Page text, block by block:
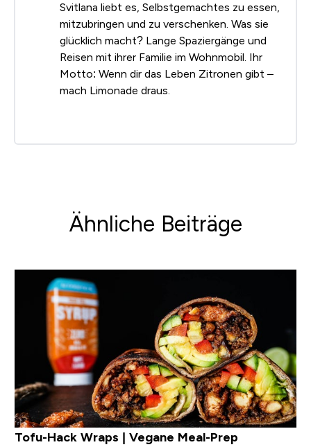
Svitlana liebt es, Selbstgemachtes zu essen,
mitzubringen und zu verschenken. Was sie
glücklich macht? Lange Spaziergänge und
Reisen mit ihrer Familie im Wohnmobil. Ihr
Motto: Wenn dir das Leben Zitronen gibt –
mach Limonade draus.
Ähnliche Beiträge
Tofu-Hack Wraps | Vegane Meal-Prep